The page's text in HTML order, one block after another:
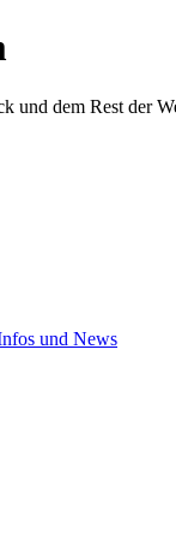
und dem Rest der
und News